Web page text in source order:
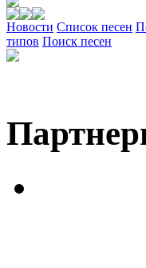
Новости Cписок песен
типов Поиск песен